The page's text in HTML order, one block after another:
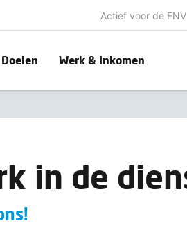
Actief voor de FNV
Doelen Werk & Inkomen
in de